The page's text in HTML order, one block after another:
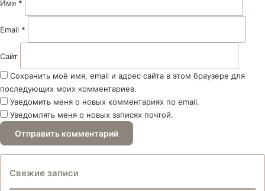
Имя *
Email *
Сайт
Сохранить моё имя, email и адрес сайта в этом браузере для
последующих моих комментариев.
Уведомить меня о новых комментариях по email.
Уведомлять меня о новых записях почтой.
Свежие записи